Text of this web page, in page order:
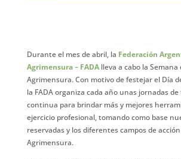
Durante el mes de abril, la Federación
Agrimensura – FADAlleva a cabo la Semana
Agrimensura. Con motivo de festejar el Día
la FADA organiza cada año unas jornadas
continua para brindar más y mejores
ejercicio profesional, tomando como base
reservadas y los diferentes campos de
Agrimensura.